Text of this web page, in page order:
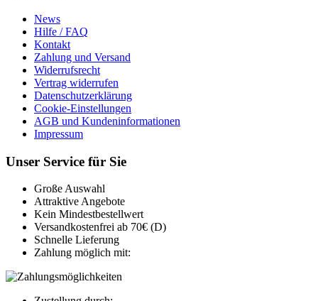
News
Hilfe / FAQ
Kontakt
Zahlung und Versand
Widerrufsrecht
Vertrag widerrufen
Datenschutzerklärung
Cookie-Einstellungen
AGB und Kundeninformationen
Impressum
Unser Service für Sie
Große Auswahl
Attraktive Angebote
Kein Mindestbestellwert
Versandkostenfrei ab 70€ (D)
Schnelle Lieferung
Zahlung möglich mit: